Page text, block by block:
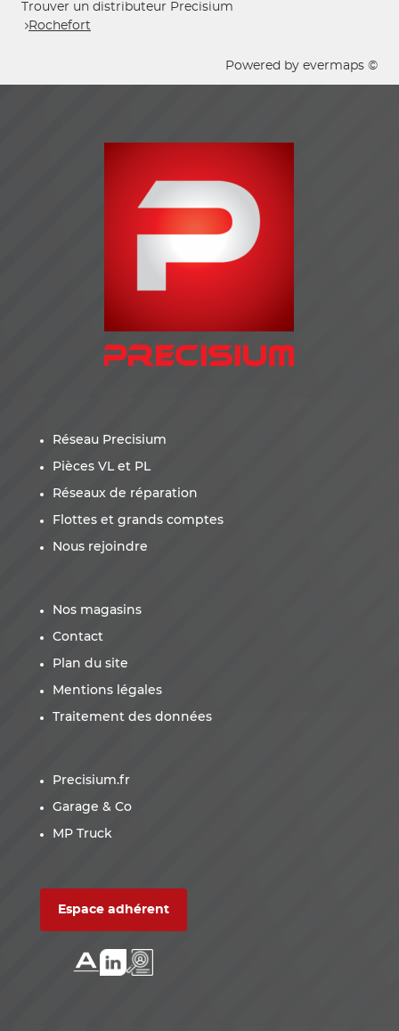
Trouver un distributeur Precisium
Rochefort
Powered by evermaps ©
Réseau Precisium
Pièces VL et PL
Réseaux de réparation
Flottes et grands comptes
Nous rejoindre
Nos magasins
Contact
Plan du site
Mentions légales
Traitement des données
Precisium.fr
Garage & Co
MP Truck
Espace adhérent